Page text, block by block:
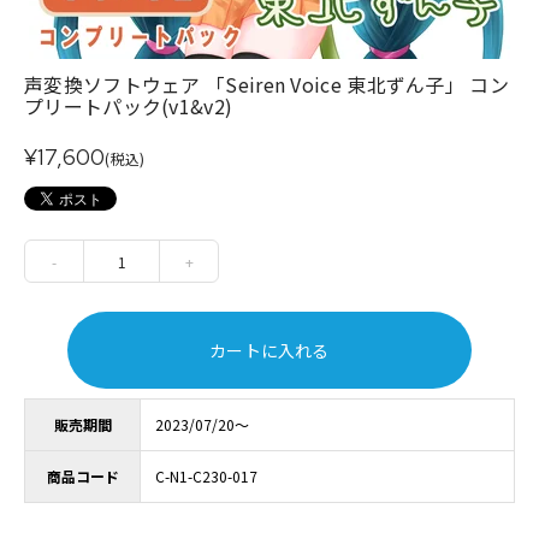
販売期間 2023/07/20～
商品コード C-N1-C230-017
声変換ソフトウェア 「Seiren Voice 東北ずん子」 コン
プリートパック(v1&v2)
¥17,600(税込)
- 1 +
カートに入れる